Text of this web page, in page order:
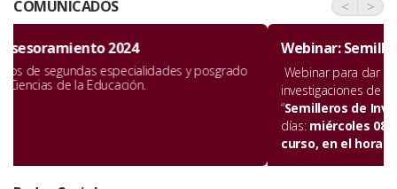
COMUNICADOS < >
Webinar: Semilleros de Investigación
Webinar para dar a conocer los avances de las
, el cual se desarrollará los
días:miércoles 08 y jueves 09 de noviembre del año en